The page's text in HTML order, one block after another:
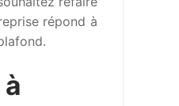
répond à